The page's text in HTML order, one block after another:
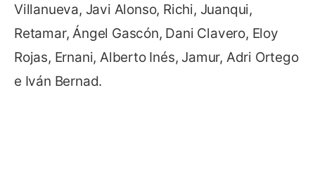
Villanueva, Javi Alonso, Richi, Juanqui,
Retamar, Ángel Gascón, Dani Clavero, Eloy
Rojas, Ernani, Alberto Inés, Jamur, Adri Ortego
e Iván Bernad.